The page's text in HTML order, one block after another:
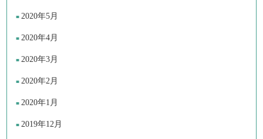
2020年5月
2020年4月
2020年3月
2020年2月
2020年1月
2019年12月